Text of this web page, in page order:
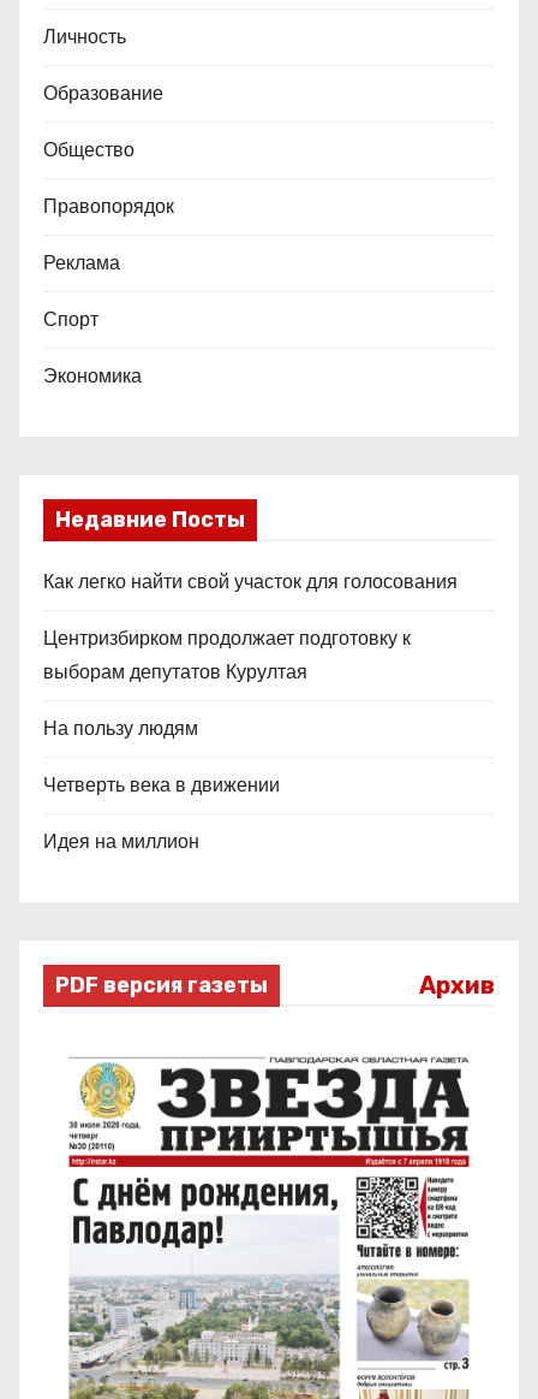
Личность
Образование
Общество
Правопорядок
Реклама
Спорт
Экономика
Недавние Посты
Как легко найти свой участок для голосования
Центризбирком продолжает подготовку к
выборам депутатов Курултая
На пользу людям
Четверть века в движении
Идея на миллион
PDF версия газеты Архив